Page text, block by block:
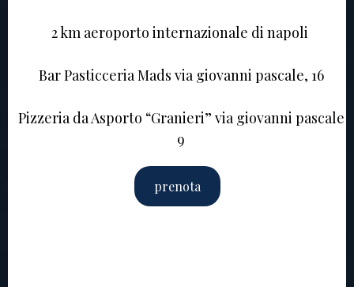
2 km aeroporto internazionale di napoli
Bar Pasticceria Mads via giovanni pascale, 16
Pizzeria da Asporto “Granieri” via giovanni pascale
9
prenota